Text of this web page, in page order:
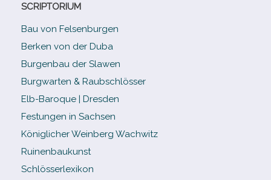
SCRIPTORIUM
Bau von Felsenburgen
Berken von der Duba
Burgenbau der Slawen
Burgwarten & Raubschlösser
Elb-​Baroque | Dresden
Festungen in Sachsen
Königlicher Weinberg Wachwitz
Ruinenbaukunst
Schlösserlexikon